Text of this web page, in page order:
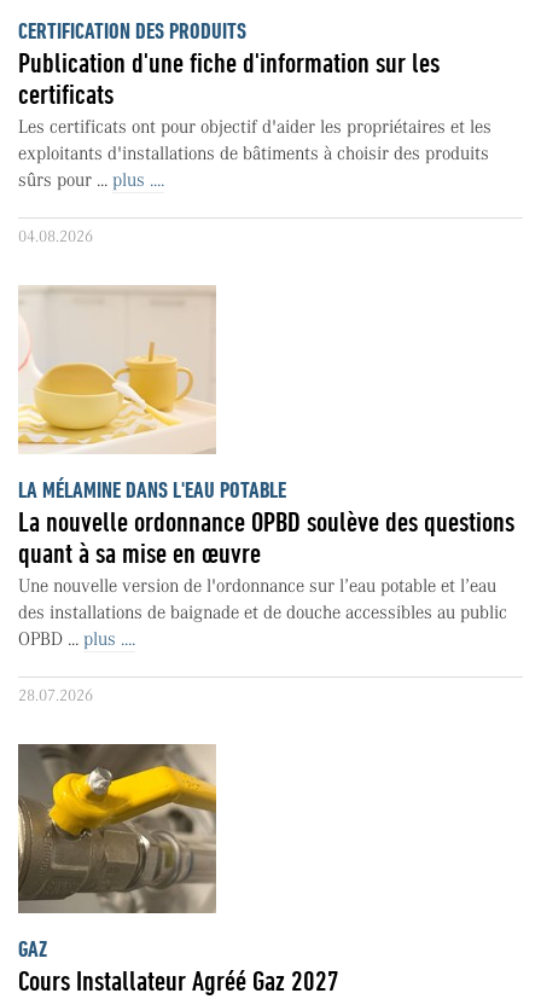
CERTIFICATION DES PRODUITS
Publication d'une fiche d'information sur les
certificats
Les certificats ont pour objectif d'aider les propriétaires et les
exploitants d'installations de bâtiments à choisir des produits
sûrs pour ... plus ....
04.08.2026
LA MÉLAMINE DANS L'EAU POTABLE
La nouvelle ordonnance OPBD soulève des questions
quant à sa mise en œuvre
Une nouvelle version de l'ordonnance sur l’eau potable et l’eau
des installations de baignade et de douche accessibles au public
OPBD ... plus ....
28.07.2026
GAZ
Cours Installateur Agréé Gaz 2027